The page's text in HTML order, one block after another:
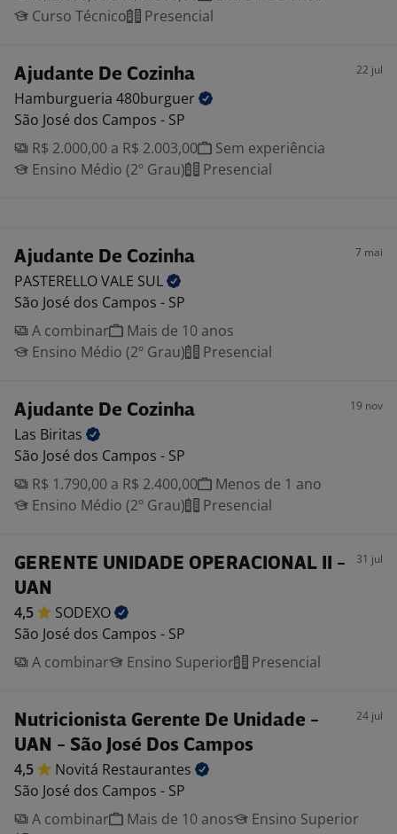
Curso Técnico
Presencial
Ajudante De Cozinha 22 jul
Hamburgueria 480burguer
São José dos Campos - SP
R$ 2.000,00 a R$ 2.003,00
Sem experiência
Ensino Médio (2º Grau)
Presencial
Ajudante De Cozinha 7 mai
PASTERELLO VALE SUL
São José dos Campos - SP
A combinar
Mais de 10 anos
Ensino Médio (2º Grau)
Presencial
Ajudante De Cozinha 19 nov
Las Biritas
São José dos Campos - SP
R$ 1.790,00 a R$ 2.400,00
Menos de 1 ano
Ensino Médio (2º Grau)
Presencial
GERENTE UNIDADE OPERACIONAL II -
UAN
31 jul
4,5
SODEXO
São José dos Campos - SP
A combinar
Ensino Superior Presencial
Nutricionista Gerente De Unidade -
UAN - São José Dos Campos
24 jul
4,5 Novitá Restaurantes
São José dos Campos - SP
A combinar
Mais de 10 anos
Ensino Superior